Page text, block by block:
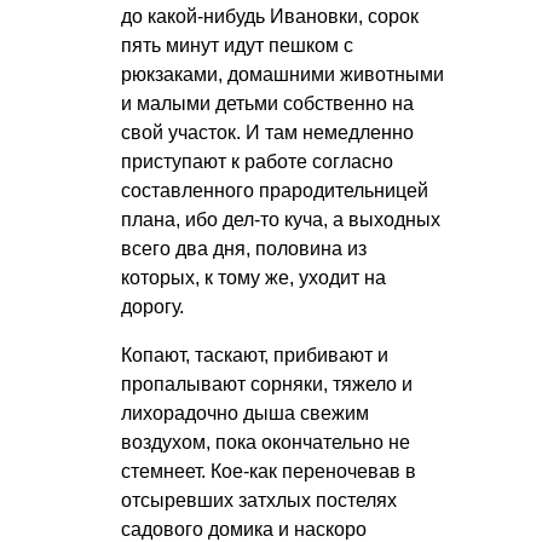
до какой-нибудь Ивановки, сорок
пять минут идут пешком с
рюкзаками, домашними животными
и малыми детьми собственно на
свой участок. И там немедленно
приступают к работе согласно
составленного прародительницей
плана, ибо дел-то куча, а выходных
всего два дня, половина из
которых, к тому же, уходит на
дорогу.
Копают, таскают, прибивают и
пропалывают сорняки, тяжело и
лихорадочно дыша свежим
воздухом, пока окончательно не
стемнеет. Кое-как переночевав в
отсыревших затхлых постелях
садового домика и наскоро